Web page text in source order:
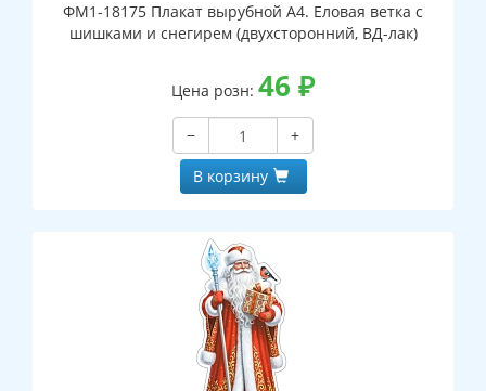
ФМ1-18175 Плакат вырубной А4. Еловая ветка с
шишками и снегирем (двухсторонний, ВД-лак)
Цена розн: 46 ₽
−
+
В корзину